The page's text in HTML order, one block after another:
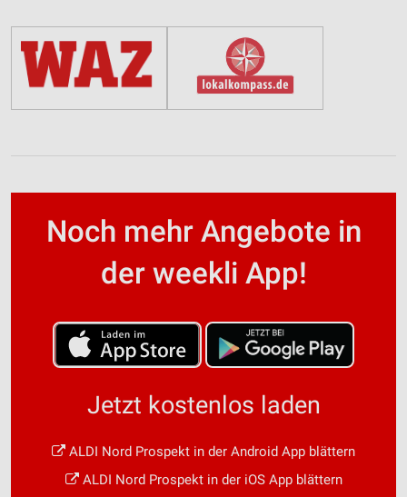
Noch mehr Angebote in
der weekli App!
Jetzt kostenlos laden
ALDI Nord Prospekt in der Android App blättern
ALDI Nord Prospekt in der iOS App blättern